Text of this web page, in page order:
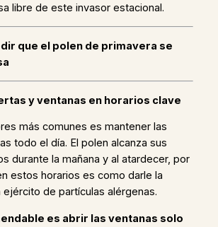
libre de este invasor estacional.
que el polen de primavera se
y ventanas en horarios clave
más comunes es mantener las
todo el día. El polen alcanza sus
durante la mañana y al atardecer, por
estos horarios es como darle la
ejército de partículas alérgenas.
es abrir las ventanas solo